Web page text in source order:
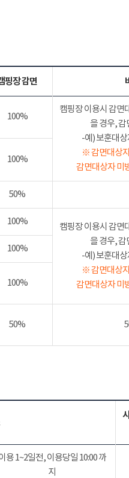
핑장 감면
100%
캠핑장 이용시 감면
을 경우,
-예) 보훈대
※ 감면대상
감면대상자 미
100%
50%
100%
캠핑장 이용시 감면
을 경우,
-예) 보훈대
※ 감면대상
감면대상자 미
100%
100%
50%
용 1~2일전, 이용당일 10:00 까
지